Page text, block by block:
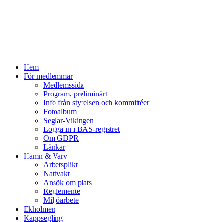
Hem
För medlemmar
Medlemssida
Program, preliminärt
Info från styrelsen och kommittéer
Fotoalbum
Seglar-Vikingen
Logga in i BAS-registret
Om GDPR
Länkar
Hamn & Varv
Arbetsplikt
Nattvakt
Ansök om plats
Reglemente
Miljöarbete
Ekholmen
Kappsegling